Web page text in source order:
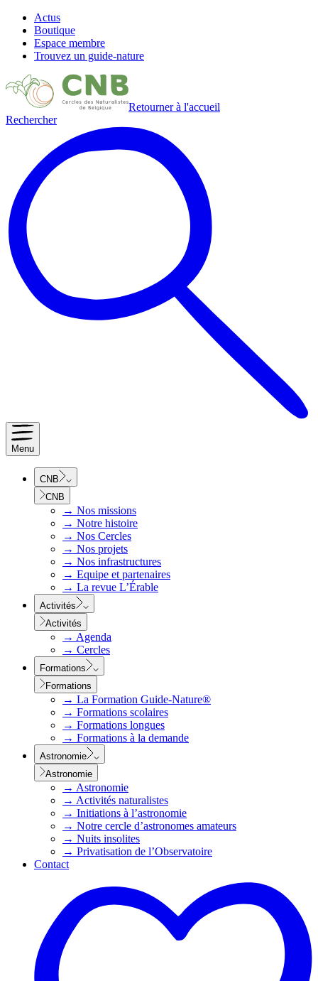
Actus
Boutique
Espace membre
Trouvez un guide-nature
Retourner à l'accueil
Rechercher
Menu
CNB
CNB
→ Nos missions
→ Notre histoire
→ Nos Cercles
→ Nos projets
→ Nos infrastructures
→ Equipe et partenaires
→ La revue L’Érable
Activités
Activités
→ Agenda
→ Cercles
Formations
Formations
→ La Formation Guide-Nature®
→ Formations scolaires
→ Formations longues
→ Formations à la demande
Astronomie
Astronomie
→ Astronomie
→ Activités naturalistes
→ Initiations à l’astronomie
→ Notre cercle d’astronomes amateurs
→ Nuits insolites
→ Privatisation de l’Observatoire
Contact